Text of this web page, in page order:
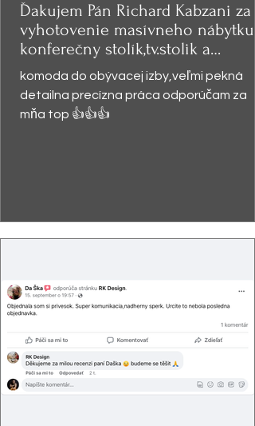
Ďakujem Pán Richard Kabzani za
vyhotovenie masívneho nábytku -
konferečny stolík,tv.stolik a
presklená
komoda do obývacej izby,veľmi pekná
detailna precízna práca odporúčam za
mňa top 👍👍👍